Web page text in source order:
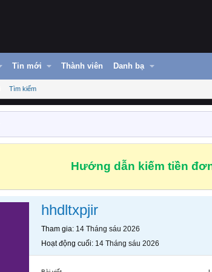
Tin mới Thành viên Danh bạ
Tìm kiếm
Hướng dẫn kiếm tiền
hhdltxpjir
Tham gia 14 Tháng sáu 2026
Hoạt động cuối 14 Tháng sáu 2026